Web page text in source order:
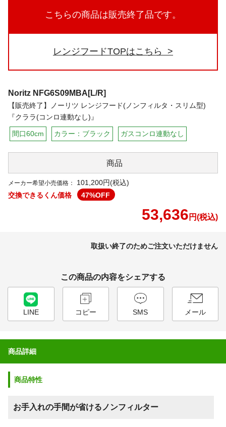
こちらの商品は販売終了品です。
レンジフードTOPはこちら
Noritz NFG6S09MBA[L/R]
【販売終了】ノーリツ レンジフード(ノンフィルタ・スリム型)
『クララ(コンロ連動なし)』
間口60cm カラー：ブラック ガスコンロ連動なし
商品
メーカー希望小売価格：
101,200円(税込)
交換できるくん価格
47%OFF
53,636 円(税込)
取扱い終了のためご注文いただけません
この商品の内容をシェアする
LINE コピー SMS メール
商品詳細
商品特性
お手入れの手間が省けるノンフィルター